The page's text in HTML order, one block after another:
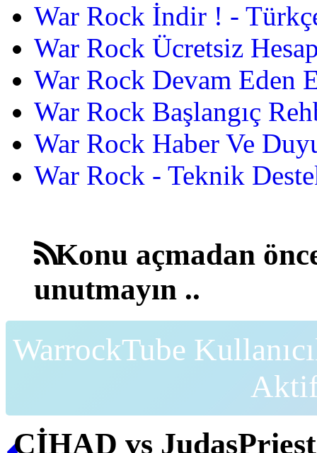
War Rock İndir ! -
War Rock Ücretsiz
War Rock Devam Eden
War Rock Başlangıç
War Rock Haber Ve
War Rock - Teknik
Konu açmadan
unutmayın ..
WarrockTube
CİHAD vs